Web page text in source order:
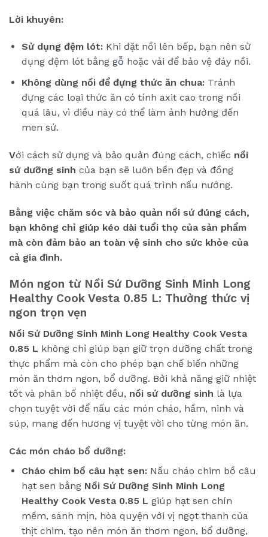
Lời khuyên:
Sử dụng đệm lót:Khi đặt nồi lên bếp, bạn nên sử
dụng đệm lót bằng gỗ hoặc vải để bảo vệ đáy nồi.
Không dùng nồi để đựng thức ăn chua:Tránh
đựng các loại thức ăn có tính axit cao trong nồi
quá lâu, vì điều này có thể làm ảnh hưởng đến
men sứ.
Với cách sử dụng và bảo quản đúng cách, chiếc nồi
sứ dưỡng sinh của bạn sẽ luôn bền đẹp và đồng
hành cùng bạn trong suốt quá trình nấu nướng.
Bằng việc chăm sóc và bảo quản nồi sứ đúng cách,
bạn không chỉ giúp kéo dài tuổi thọ của sản phẩm
mà còn đảm bảo an toàn vệ sinh cho sức khỏe của
cả gia đình.
Món ngon từ Nồi Sứ Dưỡng Sinh Minh Long
Healthy Cook Vesta 0.85 L: Thưởng thức vị
ngon trọn vẹn
Nồi Sứ Dưỡng Sinh Minh Long Healthy Cook Vesta
0.85 L không chỉ giúp bạn giữ trọn dưỡng chất trong
thực phẩm mà còn cho phép bạn chế biến những
món ăn thơm ngon, bổ dưỡng. Bởi khả năng giữ nhiệt
tốt và phân bố nhiệt đều, nồi sứ dưỡng sinh là lựa
chọn tuyệt vời để nấu các món cháo, hầm, ninh và
súp, mang đến hương vị tuyệt vời cho từng món ăn.
Các món cháo bổ dưỡng:
Cháo chim bồ câu hạt sen:Nấu cháo chim bồ câu
hạt sen bằng Nồi Sứ Dưỡng Sinh Minh Long
Healthy Cook Vesta 0.85 L giúp hạt sen chín
mềm, sánh mịn, hòa quyện với vị ngọt thanh của
thịt chim, tạo nên món ăn thơm ngon, bổ dưỡng,